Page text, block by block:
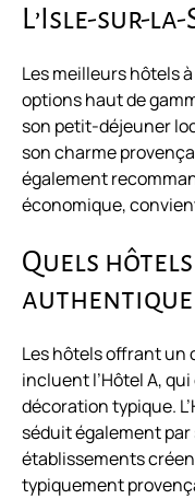
L’Isle-sur-la-
Les meilleurs hôtels
options haut de
son petit-déjeuner
son charme
également
économique,
Quels
authentique
Les hôtels offrant un
incluent l’Hôtel A,
décoration typique.
séduit également
établissements
typiquement